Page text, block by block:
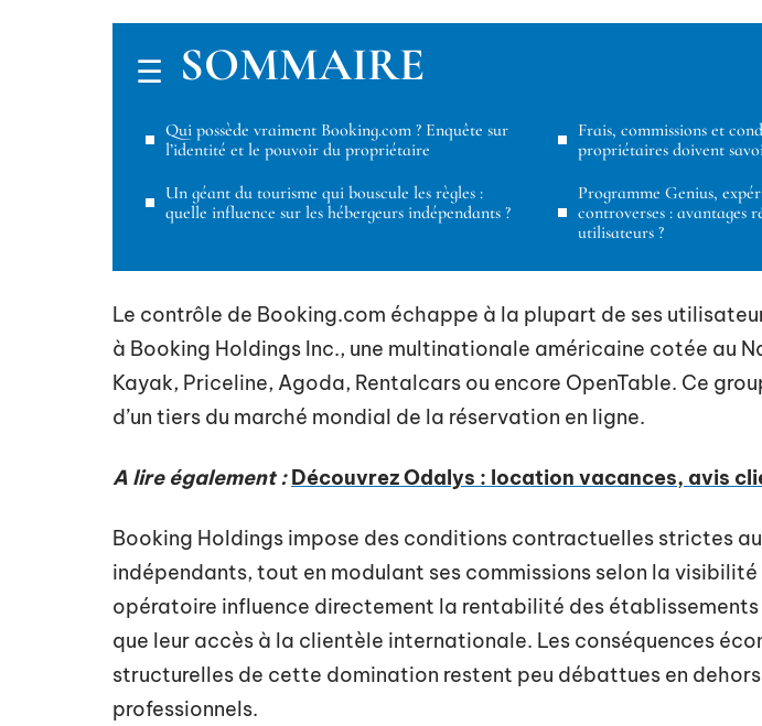
SOMMAIRE
Qui possède vraiment Booking.com ? Enquête sur
l’identité et le pouvoir du propriétaire
Un géant du tourisme qui bouscule les règles :
quelle influence sur les hébergeurs indépendants ?
Frais, commissions et
propriétaires doivent
Programme Genius,
controverses : avantages
utilisateurs ?
Le contrôle de Booking.com échappe à la plupart de ses
à Booking Holdings Inc., une multinationale américaine cotée au
Kayak, Priceline, Agoda, Rentalcars ou encore OpenTable. Ce
d’un tiers du marché mondial de la réservation en ligne.
A lire également : Découvrez Odalys : location vacances, avis
Booking Holdings impose des conditions contractuelles strictes
indépendants, tout en modulant ses commissions selon la
opératoire influence directement la rentabilité des
que leur accès à la clientèle internationale. Les conséquences
structurelles de cette domination restent peu débattues en
professionnels.